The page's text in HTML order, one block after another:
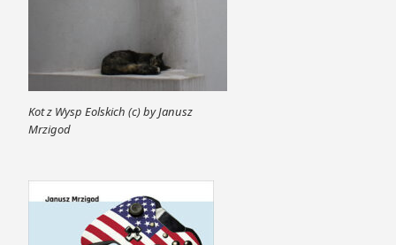
Kot z Wysp Eolskich (c) by Janusz
Mrzigod